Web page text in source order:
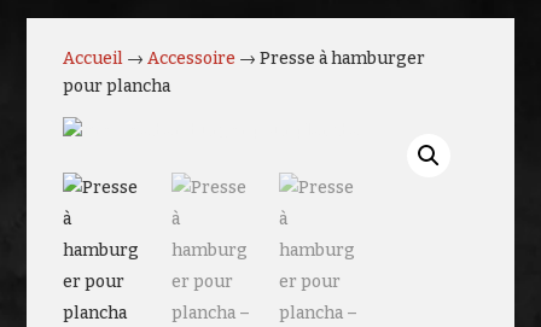
Accueil →Accessoire → Presse à hamburger
pour plancha